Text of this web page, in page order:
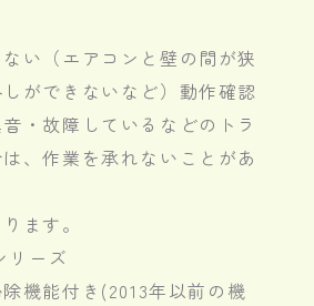
い（エアコンと壁の間が狭
ができないなど）動作確認
・故障しているなどのトラ
、作業を承れないことがあ
ます。
リーズ
機能付き(2013年以前の機